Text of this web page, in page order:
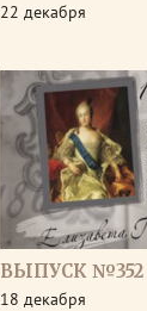
22 декабря
ВЫПУСК №352
18 декабря